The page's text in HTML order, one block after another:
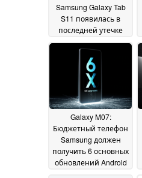
Samsung Galaxy Tab
S11 появилась в
последней утечке
информации04
September 2025
Galaxy M07:
Бюджетный телефон
Samsung должен
получить 6 основных
обновлений Android